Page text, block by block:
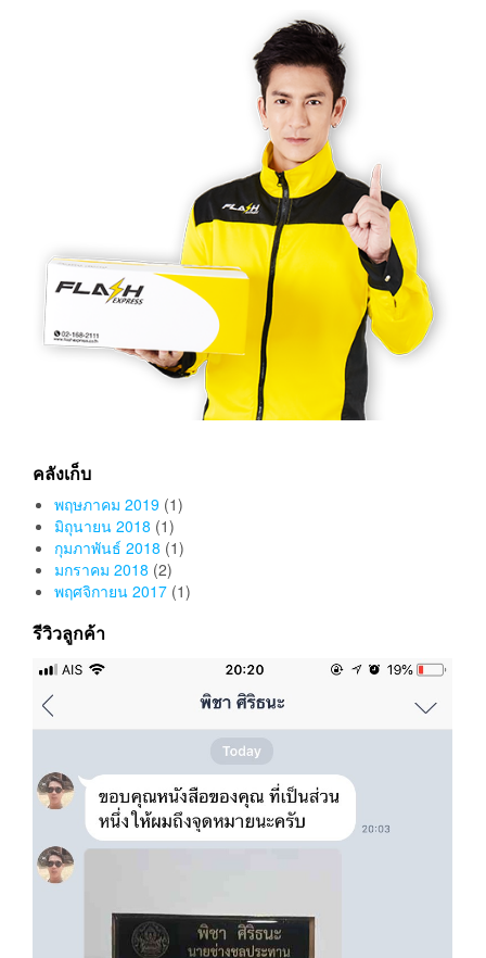
คลังเก็บ
พฤษภาคม 2019 (1)
มิถุนายน 2018 (1)
กุมภาพันธ์ 2018 (1)
มกราคม 2018 (2)
พฤศจิกายน 2017 (1)
รีวิวลูกค้า